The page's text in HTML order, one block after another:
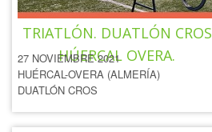
IV CIRCUITO EDUCATIVO
TRIATLÓN. DUATLÓN CROS
HÚERCAL OVERA.
27 NOVIEMBRE 2021
HUÉRCAL-OVERA (ALMERÍA)
DUATLÓN CROS